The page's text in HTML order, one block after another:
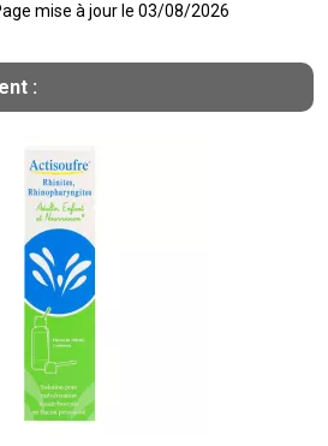
mise à jour le 03/08/2026
: